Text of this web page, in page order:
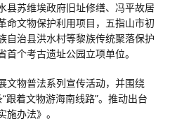
县苏维埃政府旧址修缮、冯平故居
命文物保护利用项目，五指山市初
自治县洪水村等黎族传统聚落保护
个考古遗址公园立项单位。
文物普法系列宣传活动，并围绕
跟着文物游海南线路”。推动出台
施办法》。